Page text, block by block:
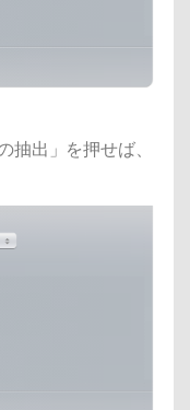
出」を押せば、